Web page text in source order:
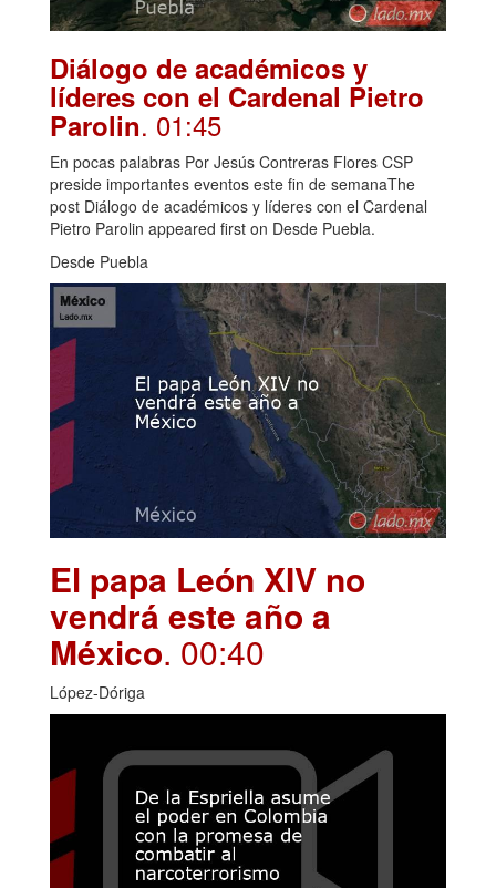
Diálogo de académicos y
líderes con el Cardenal Pietro
Parolin. 01:45
En pocas palabras Por Jesús Contreras Flores CSP
preside importantes eventos este fin de semanaThe
post Diálogo de académicos y líderes con el Cardenal
Pietro Parolin appeared first on Desde Puebla.
Desde Puebla
El papa León XIV no
vendrá este año a
México. 00:40
López-Dóriga